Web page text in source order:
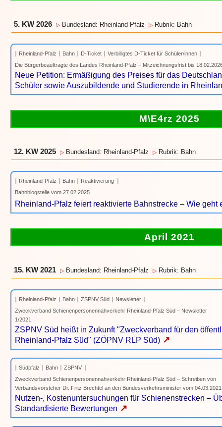
5. KW 2026 ▷ Bundesland: Rheinland-Pfalz ▷ Rubrik: Bahn
Rheinland-Pfalz Bahn D-Ticket
Verbilligtes D-Ticket für Schüler/innen
Die Bürgerbeauftragte des Landes Rheinland-Pfalz – Mitzeichnungsfrist bis
Neue Petition: Ermäßigung des Preises für das
Schüler sowie Auszubildende und Studierende in
M\E4rz 2025
12. KW 2025 ▷ Bundesland: Rheinland-Pfalz ▷ Rubrik: Bahn
Rheinland-Pfalz Bahn
Reaktivierung
Bahnblogstelle vom 27.02.2025
Rheinland-Pfalz feiert reaktivierte Bahnstrecke – Wie geht
April 2021
15. KW 2021 ▷ Bundesland: Rheinland-Pfalz ▷ Rubrik: Bahn
Rheinland-Pfalz Bahn ZSPNV Süd
Newsletter
Zweckverband Schienenpersonennahverkehr Rheinland-Pfalz Süd – Newsletter
1/2021
ZSPNV Süd heißt in Zukunft "Zweckverband für den
Rheinland-Pfalz Süd" (ZÖPNV RLP Süd) ↗
Südpfalz Bahn
ZSPNV
Zweckverband Schienenpersonennahverkehr Rheinland-Pfalz Süd – Schreiben von
Verbandsvorsteher Dr. Fritz Brechtel an den Bundesverkehrsminister vom 04.03.2021
Nutzen-, Kostenuntersuchungen für Schienenstrecken –
Standardisierte Bewertungen ↗